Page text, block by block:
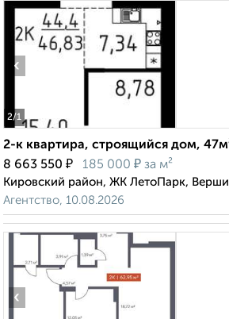
2/1
‹
2-к квартира, строящийся дом,
8 663 550 ₽ 185 000 ₽ за м²
Кировский район, ЖК ЛетоПарк,
Агентство, 10.08.2026
‹